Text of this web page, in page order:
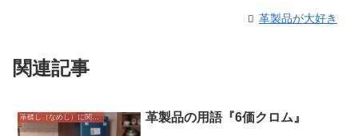
革製品が大好き
関連記事
革製品の用語『6価クロム』